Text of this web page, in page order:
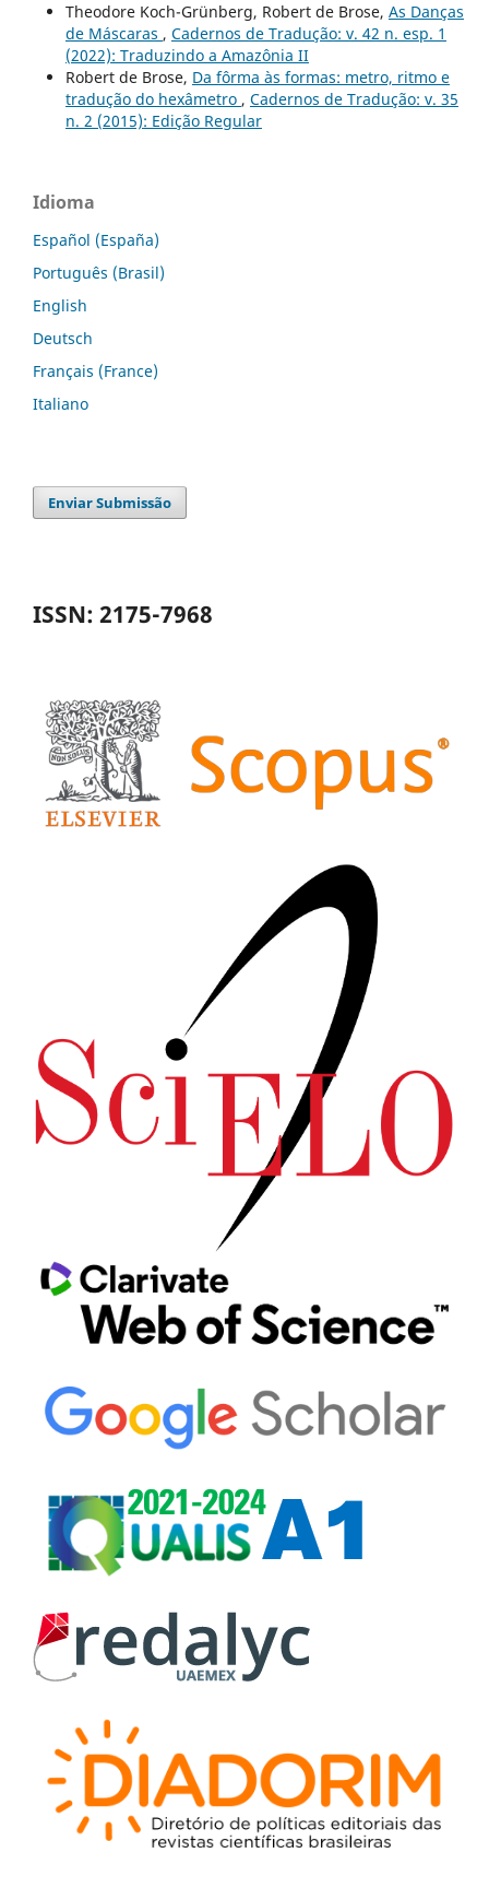
Theodore Koch-Grünberg, Robert de Brose, As Danças
de Máscaras , Cadernos de Tradução: v. 42 n. esp. 1
(2022): Traduzindo a Amazônia II
Robert de Brose, Da fôrma às formas: metro, ritmo e
tradução do hexâmetro , Cadernos de Tradução: v. 35
n. 2 (2015): Edição Regular
Idioma
Español (España)
Português (Brasil)
English
Deutsch
Français (France)
Italiano
Enviar Submissão
ISSN: 2175-7968